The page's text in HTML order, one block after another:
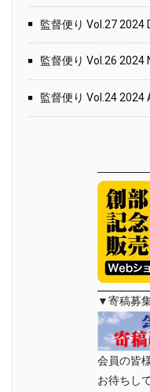
監督便り Vol.27 2024
監督便り Vol.26 2024
監督便り Vol.24 2024
▼寄稿募
会員の皆
お待ちし